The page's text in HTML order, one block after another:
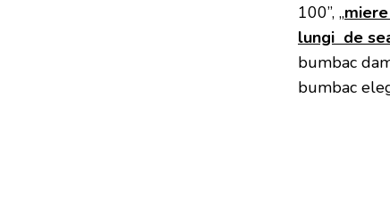
100”, „
lungi de
bumbac
bumbac